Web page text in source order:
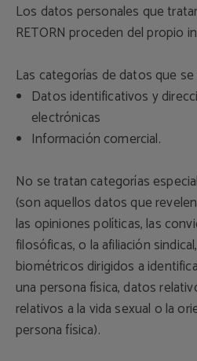
Los datos personales que
RETORN proceden del propio
Las categorías de datos que
Datos identificativos y
electrónicas
Información comercial.
No se tratan categorías
(son aquellos datos que
las opiniones políticas, las
filosóficas, o la afiliación
biométricos dirigidos a
una persona física, datos
relativos a la vida sexual o la
persona física).